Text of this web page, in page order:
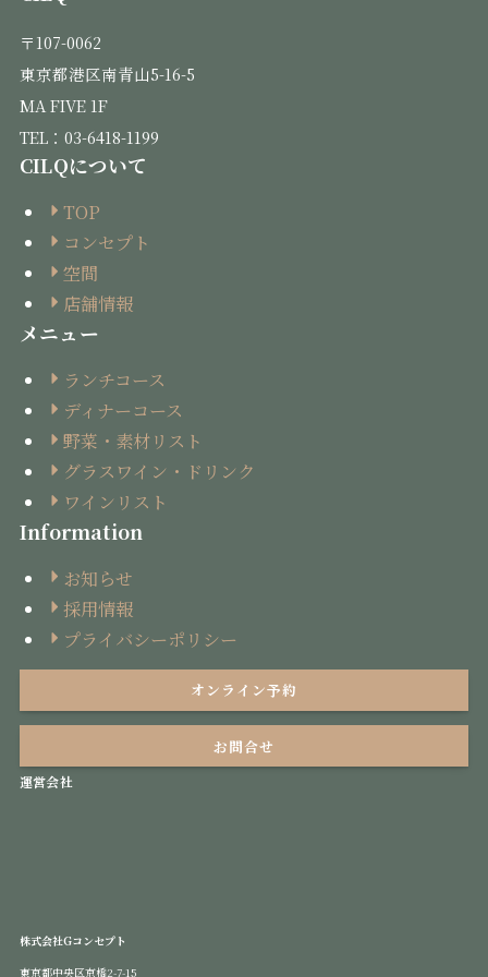
〒107-0062
東京都港区南青山5-16-5
MA FIVE 1F
TEL：03-6418-1199
CILQについて
TOP
コンセプト
空間
店舗情報
メニュー
ランチコース
ディナーコース
野菜・素材リスト
グラスワイン・ドリンク
ワインリスト
Information
お知らせ
採用情報
プライバシーポリシー
オンライン予約
お問合せ
運営会社
株式会社Gコンセプト
東京都中央区京橋2-7-15